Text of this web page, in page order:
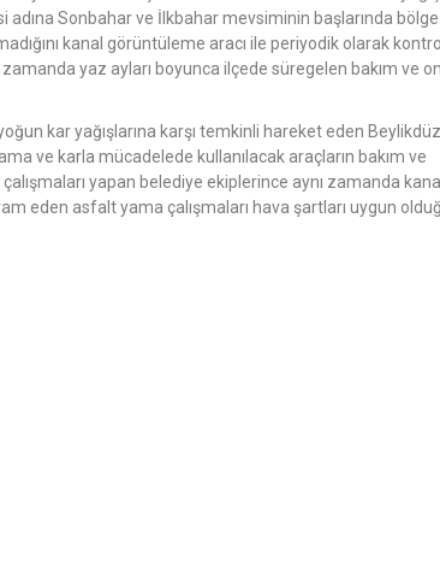
adına Sonbahar ve İlkbahar mevsiminin başlarında bölge
kanal görüntüleme aracı ile periyodik olarak kontrol
yaz ayları boyunca ilçede süregelen bakım ve
kar yağışlarına karşı temkinli hareket eden
ve karla mücadelede kullanılacak araçların bakım ve
yapan belediye ekiplerince aynı zamanda
eden asfalt yama çalışmaları hava şartları uygun